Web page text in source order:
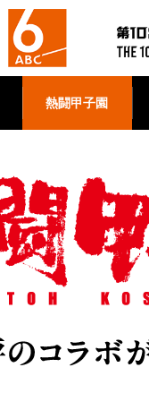
熱闘甲子園